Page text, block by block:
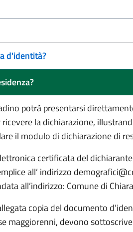
d'identità?
potrà presentarsi
la dichiarazione,
il modulo di dichiarazione di
certificata del
all’ indirizzo
all’indirizzo: Comune di
copia del documento
maggiorenni, devono